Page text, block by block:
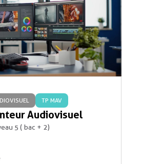
TP MAV
Audiovisuel
5 ( bac + 2)